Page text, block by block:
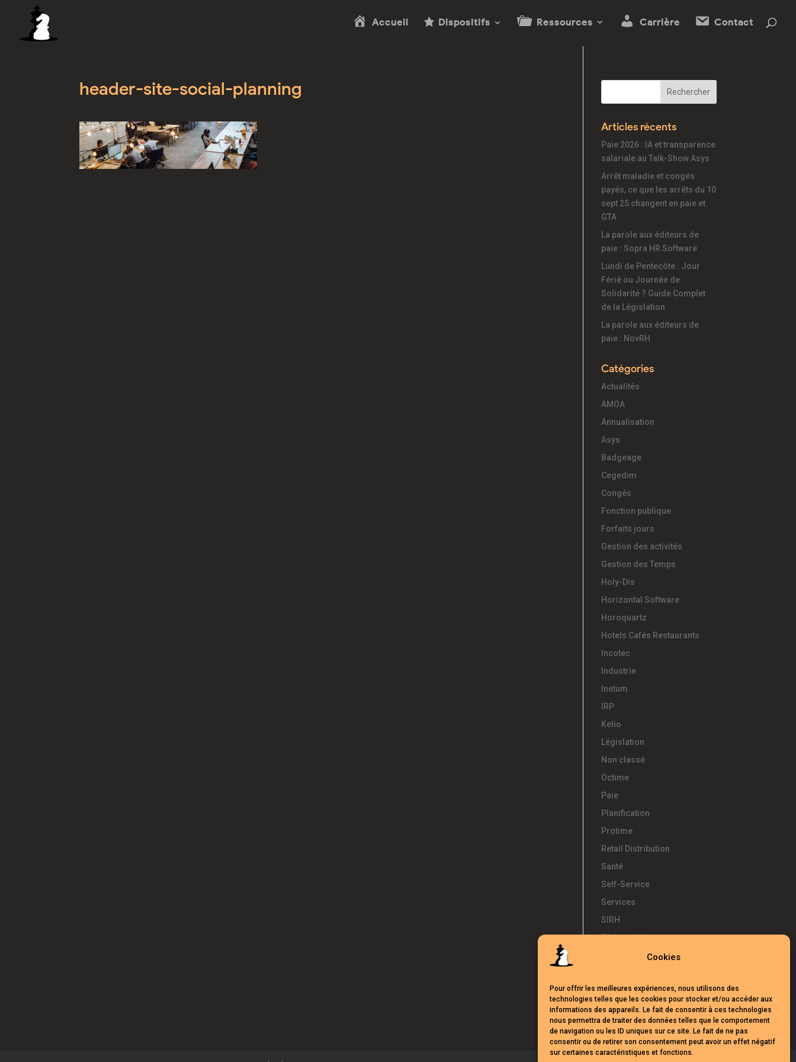
Cookies
Pour offrir les meilleures expériences, nous utilisons des
technologies telles que les cookies pour stocker et/ou accéder aux
informations des appareils. Le fait de consentir à ces technologies
nous permettra de traiter des données telles que le comportement
de navigation ou les ID uniques sur ce site. Le fait de ne pas
consentir ou de retirer son consentement peut avoir un effet négatif
sur certaines caractéristiques et fonctions.
Accueil Dispositifs Ressources Carrière Contact
header-site-social-planning
Articles récents
Paie 2026 : IA et transparence
salariale au Talk-Show Asys
Arrêt maladie et congés
payés, ce que les arrêts du 10
sept 25 changent en paie et
GTA
La parole aux éditeurs de
paie : Sopra HR Software
Lundi de Pentecôte : Jour
Férié ou Journée de
Solidarité ? Guide Complet
de la Législation
La parole aux éditeurs de
paie : NovRH
Catégories
Actualités
AMOA
Annualisation
Asys
Badgeage
Cegedim
Congés
Fonction publique
Forfaits jours
Gestion des activités
Gestion des Temps
Holy-Dis
Horizontal Software
Horoquartz
Hotels Cafés Restaurants
Incotec
Industrie
Inetum
IRP
Kelio
Législation
Non classé
Octime
Paie
Planification
Protime
Retail Distribution
Santé
Self-Service
Services
SIRH
Télétravail
Témoignages
UKG
Webinars